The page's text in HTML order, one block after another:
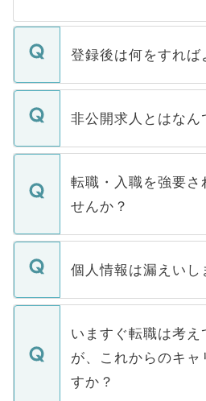
登録後は何をすれば
ご登録いただきました
登録内容を確認し、そ
ます。通常、5営業日
いただきますので、し
非公開求人とはなん
マイナビDOCTORで
うち約3割は、Webサ
けない「非公開求人」
下記の理由によって、
ません。
■応募殺到を避けるた
関を公にしてしまうと
に、医療機関が求める
みを人材紹介会社に依
ています。
転職・入職を強要さ
せんか？
転職・入職を強要する
ん。また、仮に応募先
定を承諾する必要はあ
の辞退の連絡はキャリ
個人情報は漏えいし
個人情報が漏えいする
で、ご安心ください。
などで収集したご登録
ご本人のキャリアアッ
支援を目的に使用いた
いますぐ転職は考え
が、これからのキャ
すか？